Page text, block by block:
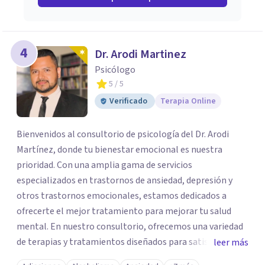
4 Dr. Arodi Martinez
Psicólogo
5 / 5
Verificado
Terapia Online
Bienvenidos al consultorio de psicología del Dr. Arodi
Martínez, donde tu bienestar emocional es nuestra
prioridad. Con una amplia gama de servicios
especializados en trastornos de ansiedad, depresión y
otros trastornos emocionales, estamos dedicados a
ofrecerte el mejor tratamiento para mejorar tu salud
mental. En nuestro consultorio, ofrecemos una variedad
de terapias y tratamientos diseñados para satisfacer tus
necesidades específicas: Terapia para Trastornos de
leer más